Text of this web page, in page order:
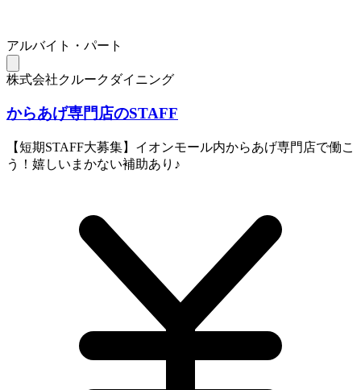
アルバイト・パート
株式会社クルークダイニング
からあげ専門店のSTAFF
【短期STAFF大募集】イオンモール内からあげ専門店で働こ
う！嬉しいまかない補助あり♪